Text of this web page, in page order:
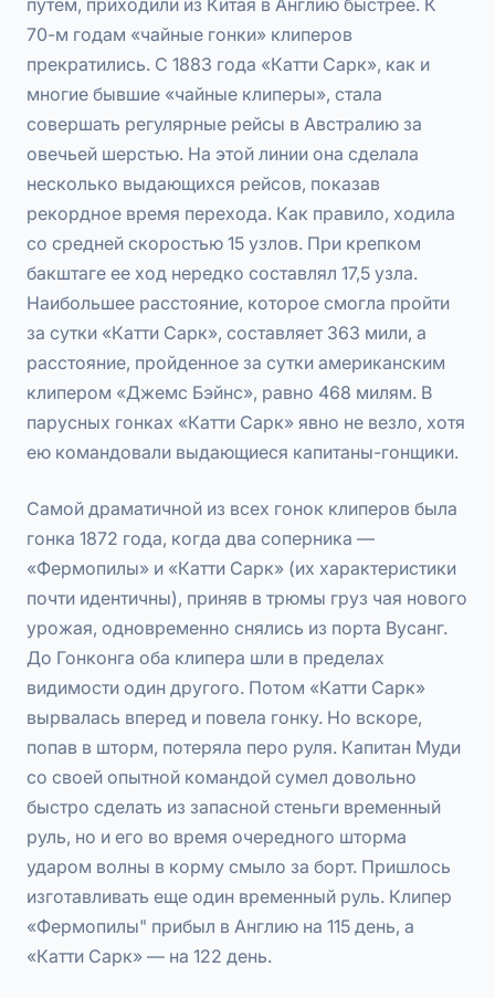
путем, приходили из Китая в Англию быстрее. К
70-м годам «чайные гонки» клиперов
прекратились. С 1883 года «Катти Сарк», как и
многие бывшие «чайные клиперы», стала
совершать регулярные рейсы в Австралию за
овечьей шерстью. На этой линии она сделала
несколько выдающихся рейсов, показав
рекордное время перехода. Как правило, ходила
со средней скоростью 15 узлов. При крепком
бакштаге ее ход нередко составлял 17,5 узла.
Наибольшее расстояние, которое смогла пройти
за сутки «Катти Сарк», составляет 363 мили, а
расстояние, пройденное за сутки американским
клипером «Джемс Бэйнс», равно 468 милям. В
парусных гонках «Катти Сарк» явно не везло, хотя
ею командовали выдающиеся капитаны-гонщики.
Самой драматичной из всех гонок клиперов была
гонка 1872 года, когда два соперника —
«Фермопилы» и «Катти Сарк» (их характеристики
почти идентичны), приняв в трюмы груз чая нового
урожая, одновременно снялись из порта Вусанг.
До Гонконга оба клипера шли в пределах
видимости один другого. Потом «Катти Сарк»
вырвалась вперед и повела гонку. Но вскоре,
попав в шторм, потеряла перо руля. Капитан Муди
со своей опытной командой сумел довольно
быстро сделать из запасной стеньги временный
руль, но и его во время очередного шторма
ударом волны в корму смыло за борт. Пришлось
изготавливать еще один временный руль. Клипер
«Фермопилы" прибыл в Англию на 115 день, а
«Катти Сарк» — на 122 день.